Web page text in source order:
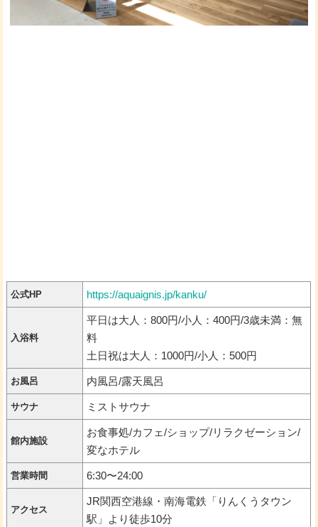
公式HP https://aquaignis.jp/kanku/
入浴料
平日は大人：800円/小人：400円/3歳未満：無
料
土日祝は大人：1000円/小人：500円
お風呂 内風呂/露天風呂
サウナ ミストサウナ
館内施設
お食事処/カフェ/ショップ/リラクゼーション/
変なホテル
営業時間 6:30〜24:00
アクセス
JR関西空港線・南海電鉄「りんくうタウン
駅」より徒歩10分